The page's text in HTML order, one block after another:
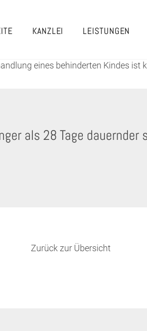
KANZLEI LEISTUNGEN
eines behinderten Kindes
als 28 Tage
Zurück zur Übersicht